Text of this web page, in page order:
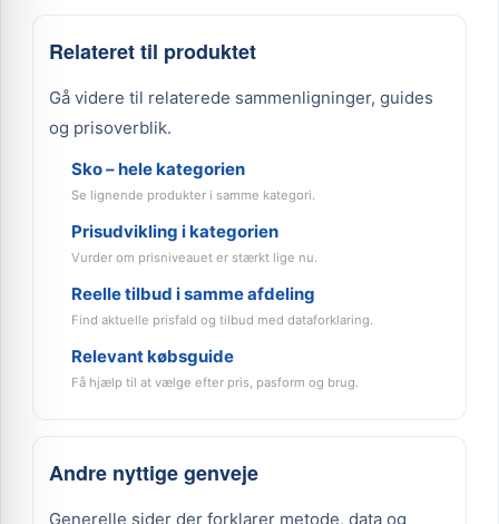
Relateret til produktet
Gå videre til relaterede sammenligninger, guides
og prisoverblik.
Sko – hele kategorien
Se lignende produkter i samme kategori.
Prisudvikling i kategorien
Vurder om prisniveauet er stærkt lige nu.
Reelle tilbud i samme afdeling
Find aktuelle prisfald og tilbud med dataforklaring.
Relevant købsguide
Få hjælp til at vælge efter pris, pasform og brug.
Andre nyttige genveje
Generelle sider der forklarer metode, data og